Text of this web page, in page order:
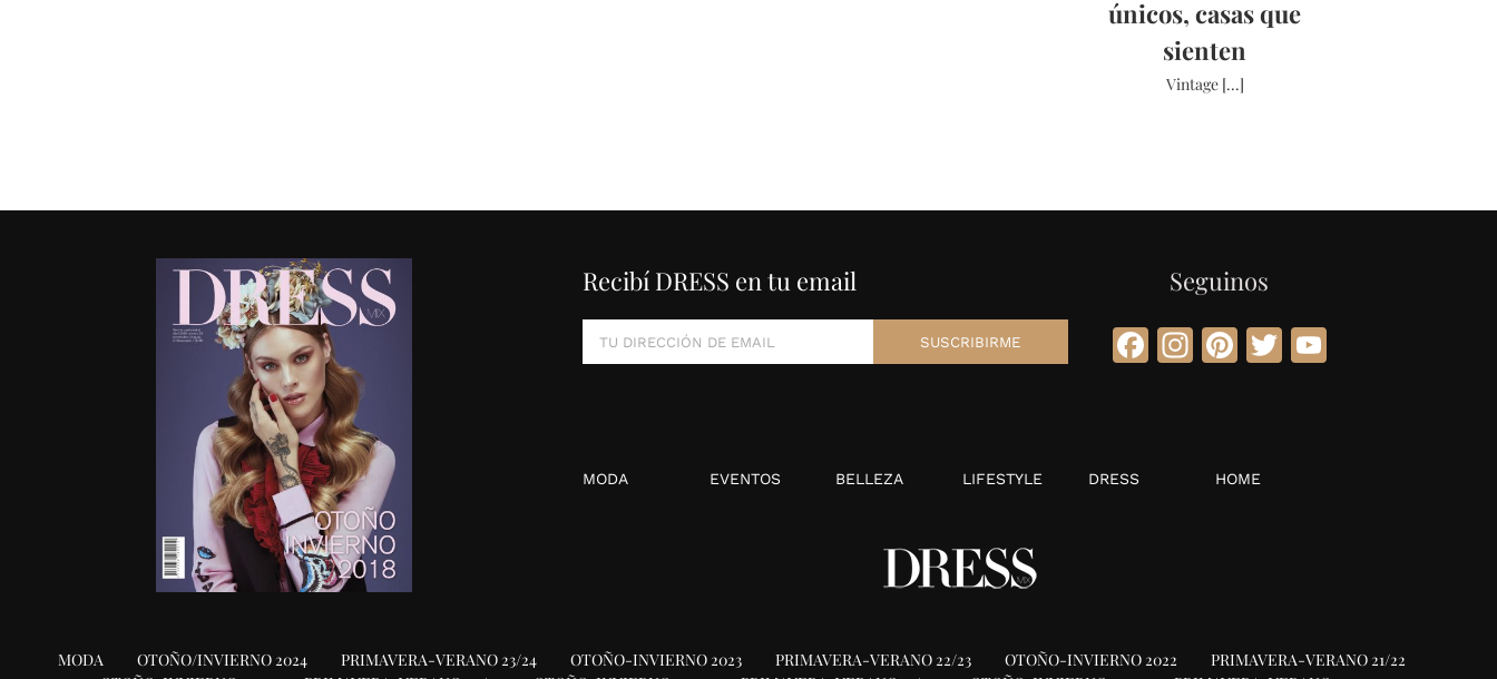
únicos, casas que
sienten
Vintage [...]
Recibí DRESS en tu email Seguinos
Facebook
Instagram
Pinterest
TwitterYouTube
MODA EVENTOS BELLEZA LIFESTYLE DRESS HOME
MODA OTOÑO/INVIERNO 2024 PRIMAVERA-VERANO 23/24 OTOÑO-INVIERNO 2023 PRIMAVERA-VERANO 22/23 OTOÑO-INVIERNO 2022
PRIMAVERA-VERANO 21/22